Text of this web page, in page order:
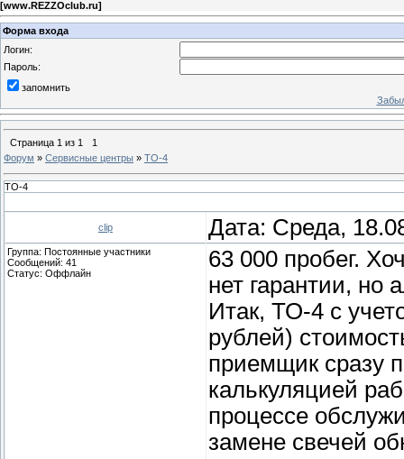
[www.REZZOclub.ru]
Форма входа
Логин:
Пароль:
запомнить
Страница 1 из 1
1
Форум » Сервисные центры » ТО-4
ТО-4
clip Дата: Среда,
Группа: Постоянные участники
Сообщений: 41
Статус: Оффлайн
63 000 пробег.
нет гарантии, но
Итак, ТО-4 с
рублей)
приемщик сразу
калькуляцией
процессе
замене свечей